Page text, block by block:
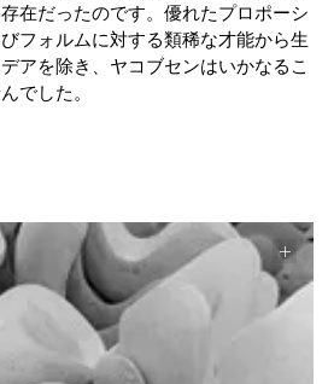
在だったのです。優れたプロポーシ
フォルムに対する類稀な才能から生
アを除き、ヤコブセンはいかなるこ
でした。